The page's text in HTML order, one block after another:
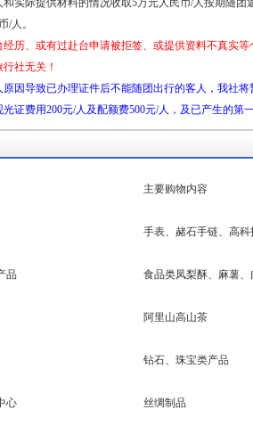
实际提供材料的情况收取5万元人民币/人按期随团
/人。
经历、或有过赴台申请被拒签、或提供资料不真实
社无关！
因导致已办理证件后不能随团出行的客人，我社
证费用200元/人及配额费500元/人，及已产生的第
主要购物内容
手表、赭石手链、高
品 食品类凤梨酥、麻薯、
阿里山高山茶
钻石、珠宝类产品
心 丝绸制品